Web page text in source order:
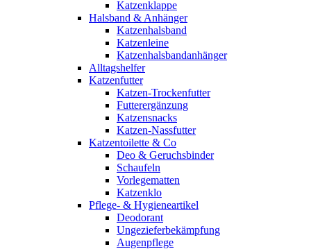
Katzenklappe
Halsband & Anhänger
Katzenhalsband
Katzenleine
Katzenhalsbandanhänger
Alltagshelfer
Katzenfutter
Katzen-Trockenfutter
Futterergänzung
Katzensnacks
Katzen-Nassfutter
Katzentoilette & Co
Deo & Geruchsbinder
Schaufeln
Vorlegematten
Katzenklo
Pflege- & Hygieneartikel
Deodorant
Ungezieferbekämpfung
Augenpflege